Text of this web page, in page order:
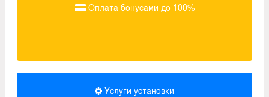
Оплата бонусами до 100%
Услуги установки